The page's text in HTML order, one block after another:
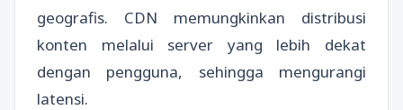
geografis. CDN memungkinkan distribusi
konten melalui server yang lebih dekat
dengan pengguna, sehingga mengurangi
latensi.